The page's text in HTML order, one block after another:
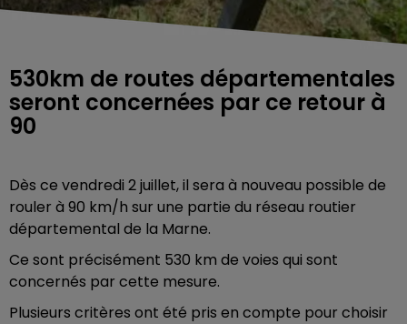
530km de routes départementales
seront concernées par ce retour à
90
Dès ce vendredi 2 juillet, il sera à nouveau possible de
rouler à 90 km/h sur une partie du réseau routier
départemental de la Marne.
Ce sont précisément 530 km de voies qui sont
concernés par cette mesure.
Plusieurs critères ont été pris en compte pour choisir